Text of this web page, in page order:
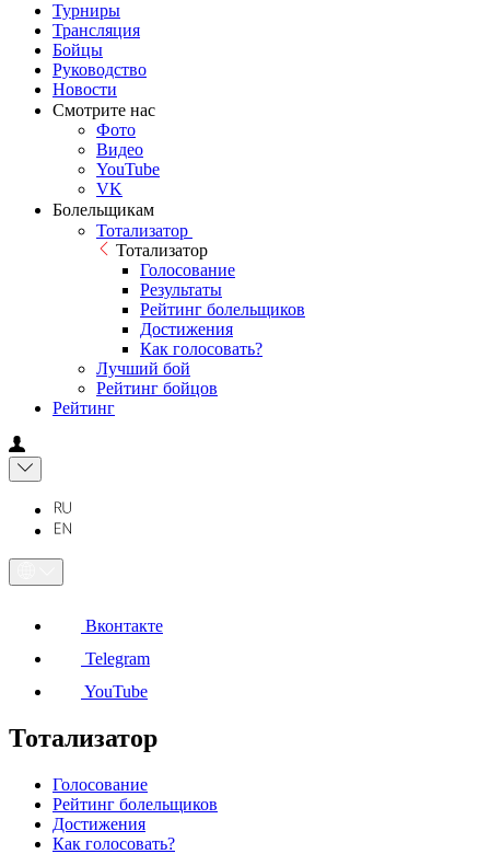
Турниры
Трансляция
Бойцы
Руководство
Новости
Смотрите нас
Фото
Видео
YouTube
VK
Болельщикам
Тотализатор
Тотализатор
Голосование
Результаты
Рейтинг болельщиков
Достижения
Как голосовать?
Лучший бой
Рейтинг бойцов
Рейтинг
Вконтакте
Telegram
YouTube
Тотализатор
Голосование
Рейтинг болельщиков
Достижения
Как голосовать?